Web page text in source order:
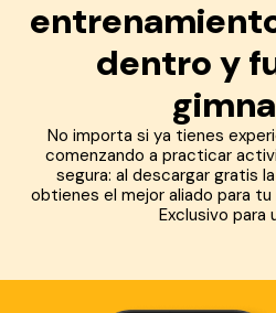
dentro y
No importa si ya tienes
comenzando a practicar
segura: al descargar gratis
obtienes el mejor aliado para
Exclusivo para